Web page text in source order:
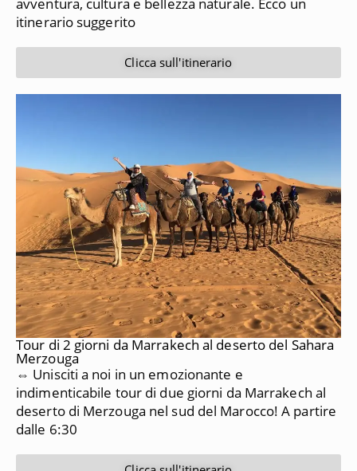
avventura, cultura e bellezza naturale. Ecco un
itinerario suggerito
Clicca sull'itinerario
Tour di 2 giorni da Marrakech al deserto del Sahara
Merzouga
⇔ Unisciti a noi in un emozionante e
indimenticabile tour di due giorni da Marrakech al
deserto di Merzouga nel sud del Marocco! A partire
dalle 6:30